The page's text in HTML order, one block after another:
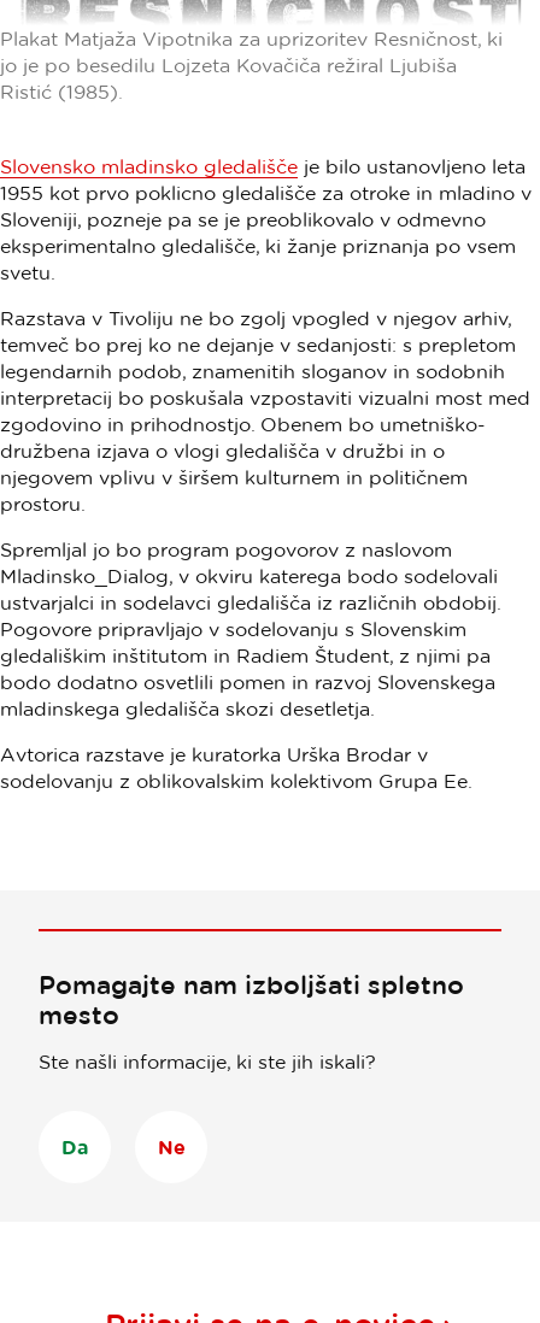
Plakat Matjaža Vipotnika za uprizoritev Resničnost, ki
jo je po besedilu Lojzeta Kovačiča režiral Ljubiša
Ristić (1985).
Slovensko mladinsko gledališče je bilo ustanovljeno leta
1955 kot prvo poklicno gledališče za otroke in mladino v
Sloveniji, pozneje pa se je preoblikovalo v odmevno
eksperimentalno gledališče, ki žanje priznanja po vsem
svetu.
Razstava v Tivoliju ne bo zgolj vpogled v njegov arhiv,
temveč bo prej ko ne dejanje v sedanjosti: s prepletom
legendarnih podob, znamenitih sloganov in sodobnih
interpretacij bo poskušala vzpostaviti vizualni most med
zgodovino in prihodnostjo. Obenem bo umetniško-
družbena izjava o vlogi gledališča v družbi in o
njegovem vplivu v širšem kulturnem in političnem
prostoru.
Spremljal jo bo program pogovorov z naslovom
Mladinsko_Dialog, v okviru katerega bodo sodelovali
ustvarjalci in sodelavci gledališča iz različnih obdobij.
Pogovore pripravljajo v sodelovanju s Slovenskim
gledališkim inštitutom in Radiem Študent, z njimi pa
bodo dodatno osvetlili pomen in razvoj Slovenskega
mladinskega gledališča skozi desetletja.
Avtorica razstave je kuratorka Urška Brodar v
sodelovanju z oblikovalskim kolektivom Grupa Ee.
Pomagajte nam izboljšati spletno
mesto
Ste našli informacije, ki ste jih iskali?
Da Ne